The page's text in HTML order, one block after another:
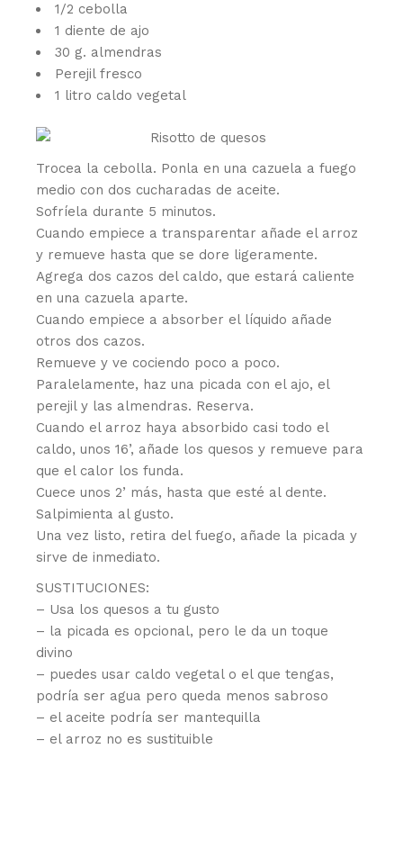
1/2 cebolla
1 diente de ajo
30 g. almendras
Perejil fresco
1 litro caldo vegetal
Trocea la cebolla. Ponla en una cazuela a fuego
medio con dos cucharadas de aceite.
Sofríela durante 5 minutos.
Cuando empiece a transparentar añade el arroz
y remueve hasta que se dore ligeramente.
Agrega dos cazos del caldo, que estará caliente
en una cazuela aparte.
Cuando empiece a absorber el líquido añade
otros dos cazos.
Remueve y ve cociendo poco a poco.
Paralelamente, haz una picada con el ajo, el
perejil y las almendras. Reserva.
Cuando el arroz haya absorbido casi todo el
caldo, unos 16’, añade los quesos y remueve para
que el calor los funda.
Cuece unos 2’ más, hasta que esté al dente.
Salpimienta al gusto.
Una vez listo, retira del fuego, añade la picada y
sirve de inmediato.
SUSTITUCIONES:
– Usa los quesos a tu gusto
– la picada es opcional, pero le da un toque
divino
– puedes usar caldo vegetal o el que tengas,
podría ser agua pero queda menos sabroso
– el aceite podría ser mantequilla
– el arroz no es sustituible